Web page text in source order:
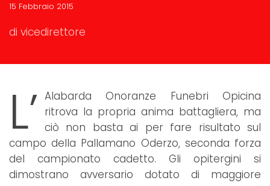
15 Febbraio 2015
di vicedirettore
L’ Alabarda Onoranze Funebri Opicina
ritrova la propria anima battagliera, ma
ciò non basta ai per fare risultato sul
campo della Pallamano Oderzo, seconda forza
del campionato cadetto. Gli opitergini si
dimostrano avversario dotato di maggiore